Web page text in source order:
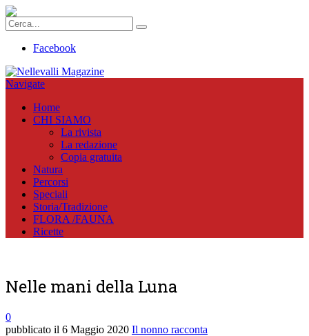
Facebook
Navigate
Home
CHI SIAMO
La rivista
La redazione
Copia gratuita
Natura
Percorsi
Speciali
Storia/Tradizione
FLORA /FAUNA
Ricette
Nelle mani della Luna
0
pubblicato il 6 Maggio 2020 Il nonno racconta